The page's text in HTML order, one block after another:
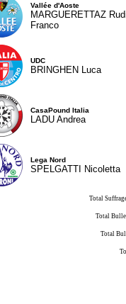
Vallée d'Aoste
MARGUERETTAZ
Franco
UDC
BRINGHEN Luca
CasaPound Italia
LADU Andrea
Lega Nord
SPELGATTI Nicoletta
Total
Total
Total